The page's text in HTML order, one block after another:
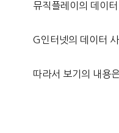
뮤직플레이의 데이
G인터넷의 데이터
따라서 보기의 내용